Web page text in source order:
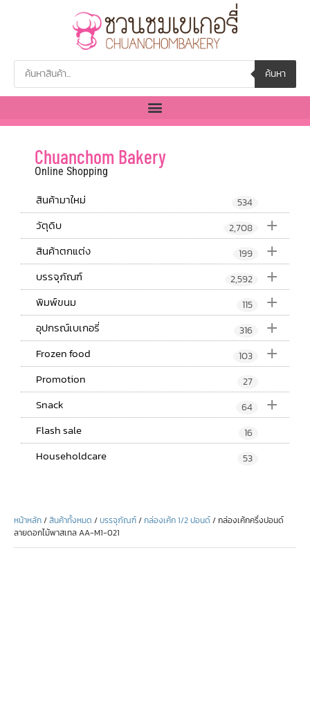
ค้นหา
Chuanchom Bakery
Online Shopping
สินค้ามาใหม่ 534
+
วัตุดิบ 2,708
+
สินค้าตกแต่ง 199
+
บรรจุภัณฑ์ 2,592
+
พิมพ์ขนม 115
+
อุปกรณ์เบเกอรี่ 316
+
Frozen food 103
Promotion 27
+
Snack 64
Flash sale 16
Householdcare 53
หน้าหลัก/สินค้าทั้งหมด /บรรจุภัณฑ์/กล่องเค้ก 1/2 ปอนด์/ กล่องเค้กครึ่งปอนด์
ลายดอกไม้พาสเทล AA-M1-021